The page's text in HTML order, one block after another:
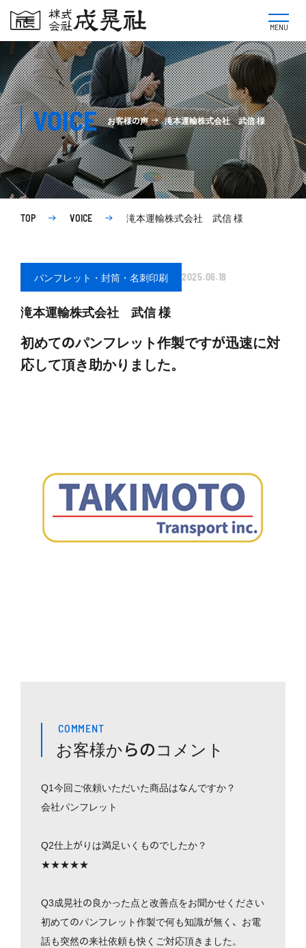
MENU
VOICE お客様の声 滝本運輸株式会社武信様
TOP VOICE 滝本運輸株式会社 武信様
パンフレット・封筒・名刺印刷 2025.06.18
滝本運輸株式会社 武信様
初めてのパンフレット作製ですが迅速に対
応して頂き助かりました。
COMMENT
お客様からのコメント
Q1今回ご依頼いただいた商品はなんですか？
会社パンフレット
Q2仕上がりは満足いくものでしたか？
★★★★★
Q3成晃社の良かった点と改善点をお聞かせください
初めてのパンフレット作製で何も知識が無く、お電
話も突然の来社依頼も快くご対応頂きました。